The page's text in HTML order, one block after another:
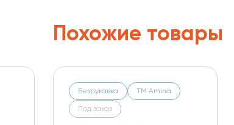
Похожие товары
Безрукавка ТМ Amina
Под заказ